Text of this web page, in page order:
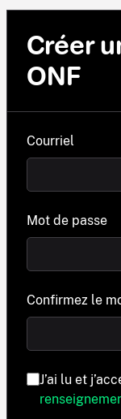
Créer
ONF
Courriel
Mot de passe
Confirmez le
J’ai lu et